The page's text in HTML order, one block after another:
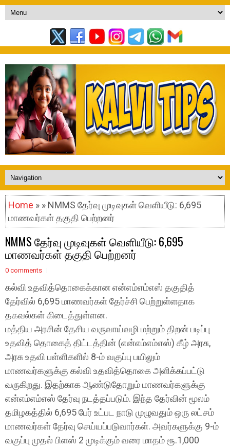
Home » » NMMS தேர்வு முடிவுகள் வெளியீடு: 6,695
மாணவர்கள் தகுதி பெற்றனர்
NMMS தேர்வு முடிவுகள் வெளியீடு: 6,695
மாணவர்கள் தகுதி பெற்றனர்
0 comments
கல்வி உதவித்தொகைக்கான என்எம்எம்எஸ் தகுதித்
தேர்வில் 6,695 மாணவர்கள் தேர்ச்சி பெற்றுள்ளதாக
தகவல்கள் கிடைத்துள்ளன.
மத்திய அரசின் தேசிய வருவாய்வழி மற்றும் திறன் படிப்பு
உதவித் தொகைத் திட்டத்தின் (என்எம்எம்எஸ்) கீழ் அரசு,
அரசு உதவி பள்ளிகளில் 8-ம் வகுப்பு பயிலும்
மாணவர்களுக்கு கல்வி உதவித்தொகை அளிக்கப்பட்டு
வருகிறது. இதற்காக ஆண்டுதோறும் மாணவர்களுக்கு
என்எம்எம்எஸ் தேர்வு நடத்தப்படும். இந்த தேர்வின் மூலம்
தமிழகத்தில் 6,695 பேர் உட்பட நாடு முழுவதும் ஒரு லட்சம்
மாணவர்கள் தேர்வு செய்யப்படுவார்கள். அவர்களுக்கு 9-ம்
வகுப்பு முதல் பிளஸ் 2 முடிக்கும் வரை மாதம் ரூ.1,000